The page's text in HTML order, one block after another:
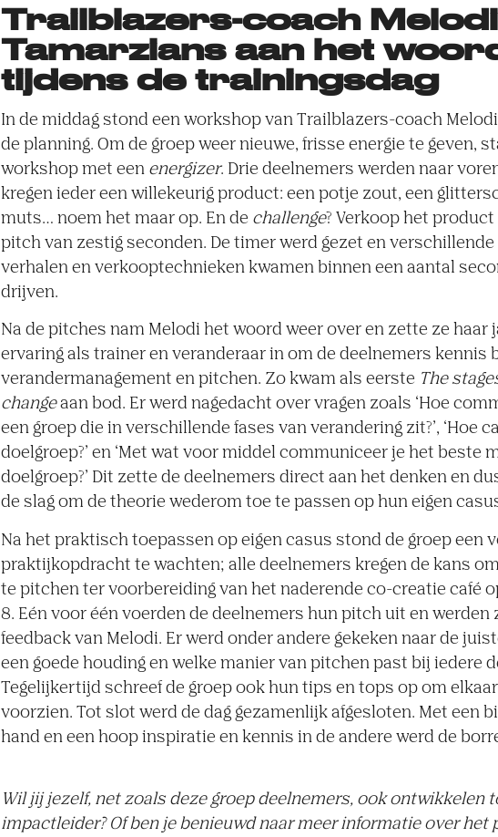
Trailblazers-coach Melodi
Tamarzians aan het
tijdens de trainingsdag
In de middag stond een workshop van Trailblazers-coach
de planning. Om de groep weer nieuwe, frisse energie te geven,
workshop met een energizer. Drie deelnemers werden naar
kregen ieder een willekeurig product: een potje zout, een
muts… noem het maar op. En de challenge? Verkoop het
pitch van zestig seconden. De timer werd gezet en
verhalen en verkooptechnieken kwamen binnen een aantal
drijven.
Na de pitches nam Melodi het woord weer over en zette ze haar
ervaring als trainer en veranderaar in om de deelnemers kennis
verandermanagement en pitchen. Zo kwam als eerste The
changeaan bod. Er werd nagedacht over vragen zoals ‘Hoe
een groep die in verschillende fases van verandering zit?’, ‘Hoe
doelgroep?’ en ‘Met wat voor middel communiceer je het beste
doelgroep?’ Dit zette de deelnemers direct aan het denken en
de slag om de theorie wederom toe te passen op hun eigen
Na het praktisch toepassen op eigen casus stond de groep een
praktijkopdracht te wachten; alle deelnemers kregen de kans
te pitchen ter voorbereiding van het naderende co-creatie café
8. Eén voor één voerden de deelnemers hun pitch uit en werden
feedback van Melodi. Er werd onder andere gekeken naar de
een goede houding en welke manier van pitchen past bij iedere
Tegelijkertijd schreef de groep ook hun tips en tops op om
voorzien. Tot slot werd de dag gezamenlijk afgesloten. Met een
hand en een hoop inspiratie en kennis in de andere werd de
Wil jij jezelf, net zoals deze groep deelnemers, ook ontwikkelen
impactleider? Of ben je benieuwd naar meer informatie over het